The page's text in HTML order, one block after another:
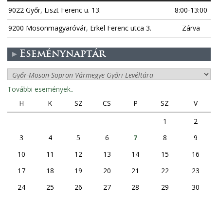
9022 Győr, Liszt Ferenc u. 13.
8:00-13:00
9200 Mosonmagyaróvár, Erkel Ferenc utca 3.
Zárva
Eseménynaptár
További események..
H
K SZ CS P SZ
V
1
2
3
4 5 6 7 8
9
10
11 12 13 14 15
16
17
18 19 20 21 22
23
24
25 26 27 28 29
30